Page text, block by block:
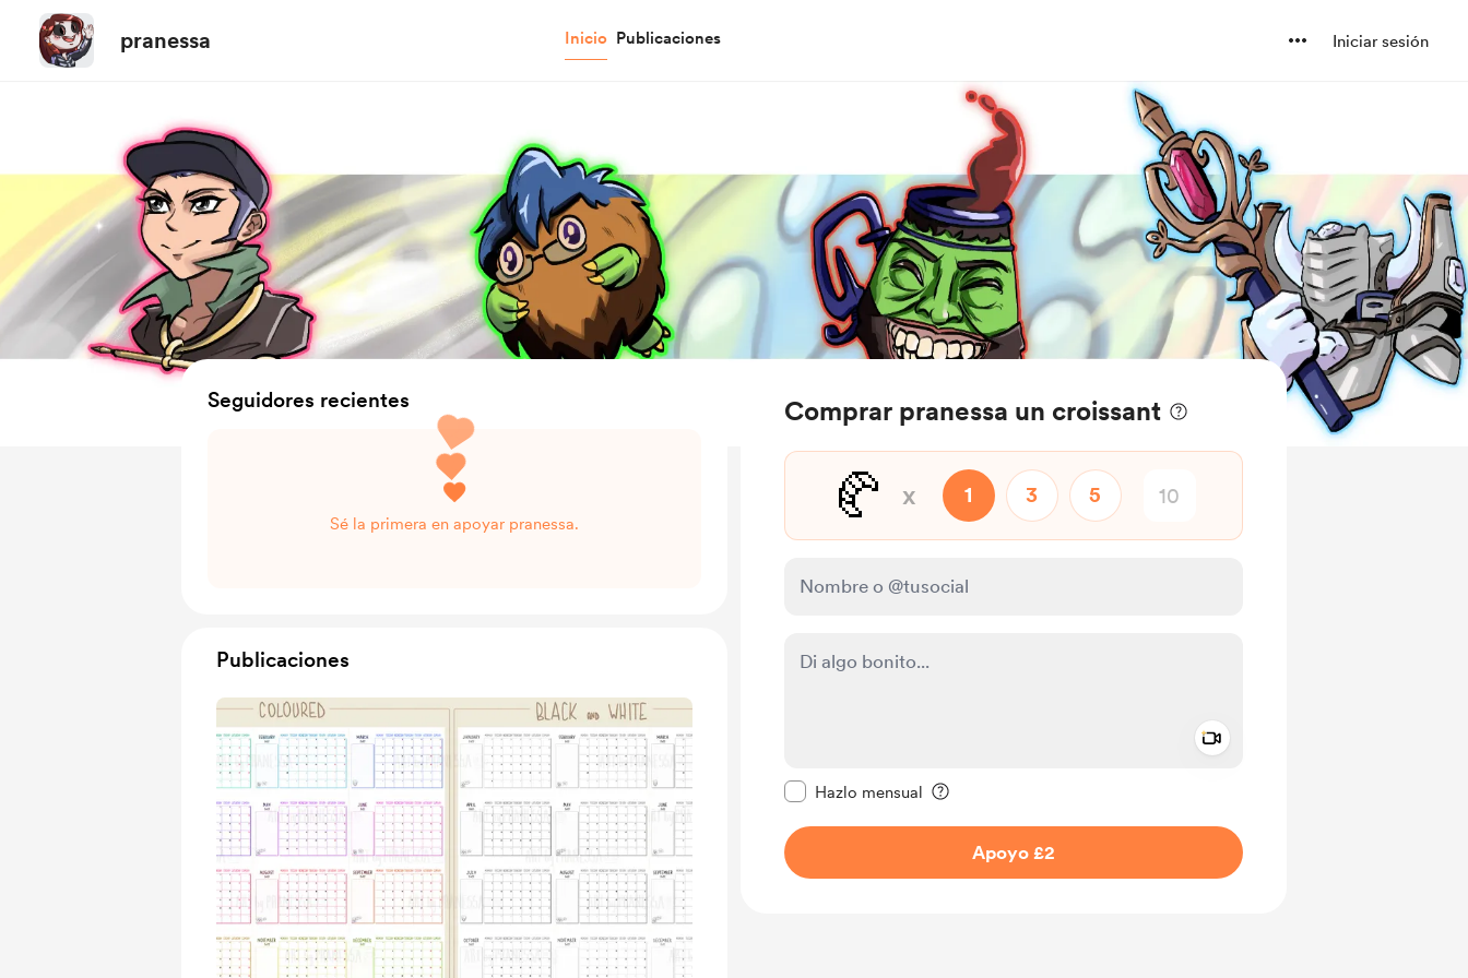
pranessa Inicio Publicaciones Iniciar sesión
Comprar pranessa un croissant
🥐 x 1 3 5
Hazlo mensual
Apoyo £2
Seguidores recientes
Sé la primera en apoyar pranessa.
Publicaciones